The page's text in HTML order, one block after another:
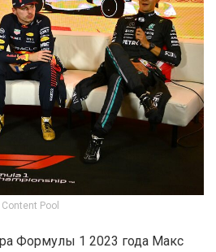
Pool
Формулы 1 2023 года Макс